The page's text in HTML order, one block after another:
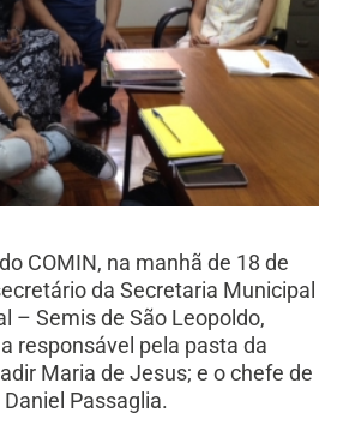
COMIN, na manhã de 18 de
da Secretaria Municipal
– Semis de São Leopoldo,
responsável pela pasta da
Maria de Jesus; e o chefe de
Passaglia.